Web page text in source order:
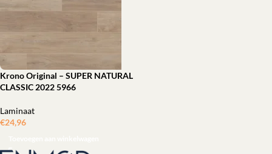
Krono Original – SUPER NATURAL
CLASSIC 2022 5966
Laminaat
€24,96